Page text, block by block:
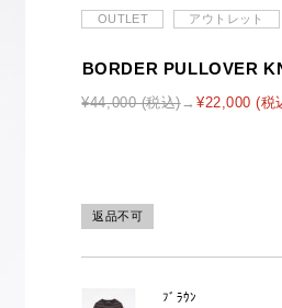
OUTLET アウトレット
BORDER PULLOVER
¥44,000 (税込) ¥22,000 (税
返品不可
ﾌﾞﾗｳﾝ